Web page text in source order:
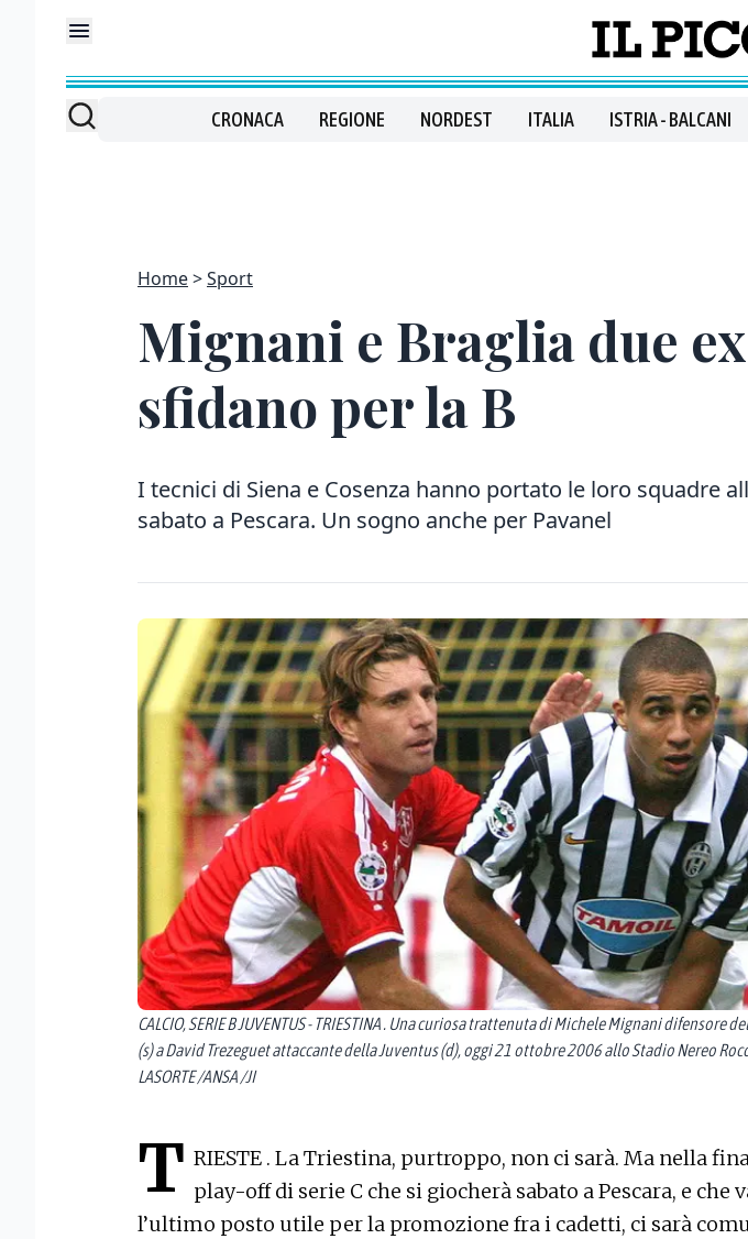
CRONACA REGIONE NORDEST ITALIA ISTRIA - BALCANI
Home Sport
Mignani e Braglia due
sfidano per la B
I tecnici di Siena e Cosenza hanno portato le loro squadre
sabato a Pescara. Un sogno anche per Pavanel
CALCIO, SERIE B JUVENTUS - TRIESTINA . Una curiosa trattenuta di Michele Mignani difensore
(s) a David Trezeguet attaccante della Juventus (d), oggi 21 ottobre 2006 allo Stadio Nereo
LASORTE /ANSA /JI
T RIESTE . La Triestina, purtroppo, non ci sarà. Ma nella
play-off di serie C che si giocherà sabato a Pescara, e che
l’ultimo posto utile per la promozione fra i cadetti, ci sarà